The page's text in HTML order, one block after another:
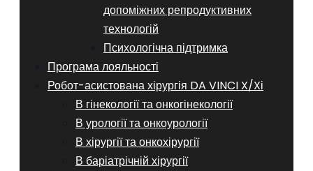
допоміжних репродуктивних
технологій
​​Психологічна підтримка
Програма лояльності
Робот-асистована хірургія DA VINCI X/Xі
В гінекології та онкогінекології
В урології та онкоурології
В хірургії та онкохірургії
В баріатрічній хірургії